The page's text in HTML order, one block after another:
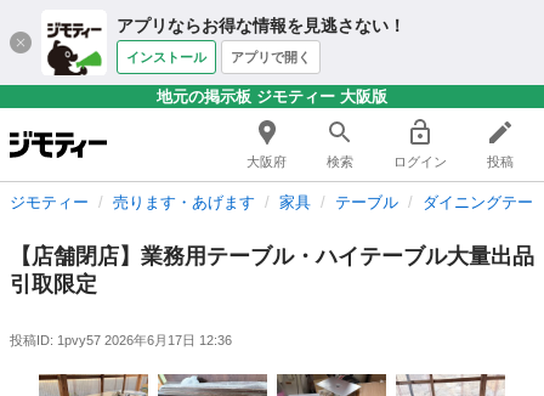
アプリならお得な情報を見逃さない！
インストール アプリで開く
地元の掲示板 ジモティー 大阪版
大阪府 検索 ログイン 投稿
ジモティー 売ります・あげます 家具 テーブル ダイニングテー
【店舗閉店】業務用テーブル・ハイテーブル大量出品
引取限定
投稿ID: 1pvy57 2026年6月17日 12:36